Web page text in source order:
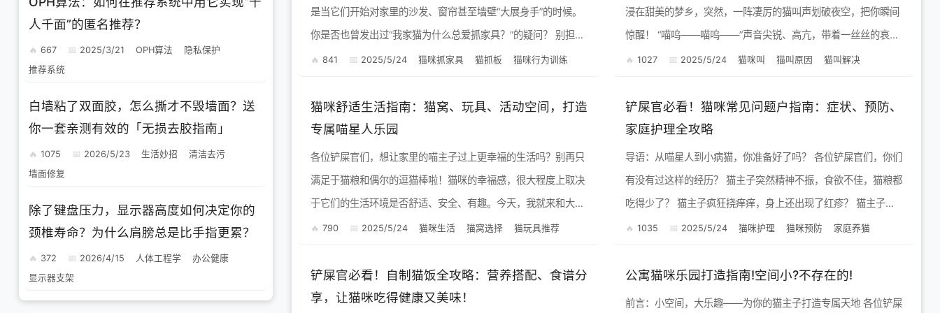
是当它们开始对家里的沙发、窗帘甚至墙壁“大展身手”的时候。
你是否也曾发出过“我家猫为什么总爱抓家具？”的疑问？ 别担
心，这并不是你的猫咪在故意捣乱，而是它们天性使然。今天，
841 2025/5/24 猫咪抓家具 猫抓板 猫咪行为训练
浸在甜美的梦乡，突然，一阵凄厉的猫叫声划破夜空，把你瞬间
惊醒！ “喵呜——喵呜——”声音尖锐、高亢，带着一丝丝的哀
怨，一声接着一声，仿佛在诉说着什么委屈。你揉着惺忪的睡
1027 2025/5/24 猫咪叫 猫叫原因 猫叫解决
猫咪舒适生活指南：猫窝、玩具、活动空间，打造
专属喵星人乐园
各位铲屎官们，想让家里的喵主子过上更幸福的生活吗？别再只
满足于猫粮和偶尔的逗猫棒啦！猫咪的幸福感，很大程度上取决
于它们的生活环境是否舒适、安全、有趣。今天，我就来和大家
聊聊如何从猫窝的选择、玩具的推荐，到活动空间的布置，全方
790 2025/5/24 猫咪生活 猫窝选择 猫玩具推荐
铲屎官必看！猫咪常见问题户指南：症状、预防、
家庭护理全攻略
导语：从喵星人到小病猫，你准备好了吗？ 各位铲屎官们，你们
有没有过这样的经历？ 猫主子突然精神不振，食欲不佳，猫粮都
吃得少了？ 猫主子疯狂挠痒痒，身上还出现了红疹？ 猫主子打
喷嚏、流鼻涕，还咳嗽，像个小老头一样？ ...
1035 2025/5/24 猫咪护理 猫咪预防 家庭养猫
铲屎官必看！自制猫饭全攻略：营养搭配、食谱分
享，让猫咪吃得健康又美味！
公寓猫咪乐园打造指南!空间小?不存在的!
前言：小空间，大乐趣——为你的猫主子打造专属天地 各位铲屎
人千面”的匿名推荐？
667 2025/3/21 OPH算法
隐私保护
推荐系统
白墙粘了双面胶，怎么撕才不毁墙面？送
你一套亲测有效的「无损去胶指南」
1075 2026/5/23 生活妙招
清洁去污
墙面修复
除了键盘压力，显示器高度如何决定你的
颈椎寿命？为什么肩膀总是比手指更累？
372 2026/4/15 人体工程学
办公健康
显示器支架